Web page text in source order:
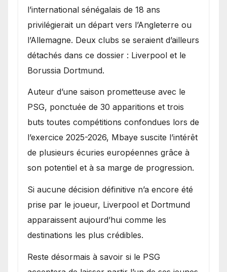
l’international sénégalais de 18 ans
privilégierait un départ vers l’Angleterre ou
l’Allemagne. Deux clubs se seraient d’ailleurs
détachés dans ce dossier : Liverpool et le
Borussia Dortmund.
Auteur d’une saison prometteuse avec le
PSG, ponctuée de 30 apparitions et trois
buts toutes compétitions confondues lors de
l’exercice 2025-2026, Mbaye suscite l’intérêt
de plusieurs écuries européennes grâce à
son potentiel et à sa marge de progression.
Si aucune décision définitive n’a encore été
prise par le joueur, Liverpool et Dortmund
apparaissent aujourd’hui comme les
destinations les plus crédibles.
Reste désormais à savoir si le PSG